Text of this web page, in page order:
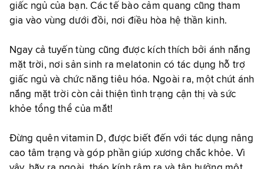
giấc ngủ của bạn. Các tế bào cảm quang cũng tham
gia vào vùng dưới đồi, nơi điều hòa hệ thần kinh.
Ngay cả tuyến tùng cũng được kích thích bởi ánh nắng
mặt trời, nơi sản sinh ra melatonin có tác dụng hỗ trợ
giấc ngủ và chức năng tiêu hóa. Ngoài ra, một chút ánh
nắng mặt trời còn cải thiện tình trạng cận thị và sức
khỏe tổng thể của mắt!
Đừng quên vitamin D, được biết đến với tác dụng nâng
cao tâm trạng và góp phần giúp xương chắc khỏe. Vì